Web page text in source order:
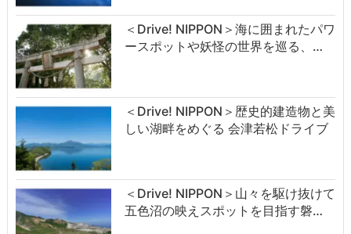
＜Drive! NIPPON＞海に囲まれたパワ
ースポットや妖怪の世界を巡る、…
＜Drive! NIPPON＞歴史的建造物と美
しい湖畔をめぐる 会津若松ドライブ
＜Drive! NIPPON＞山々を駆け抜けて
五色沼の映えスポットを目指す磐…